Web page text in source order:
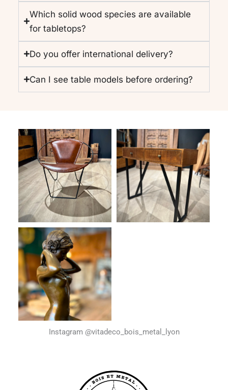
Which solid wood species are available
for tabletops?
Do you offer international delivery?
Can I see table models before ordering?
Instagram @vitadeco_bois_metal_lyon